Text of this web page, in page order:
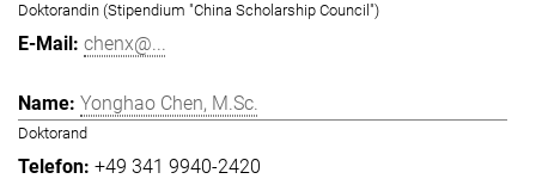
Doktorandin (Stipendium "China Scholarship Council")
chenx@...
Yonghao Chen, M.Sc.
Doktorand
+49 341 9940-2420